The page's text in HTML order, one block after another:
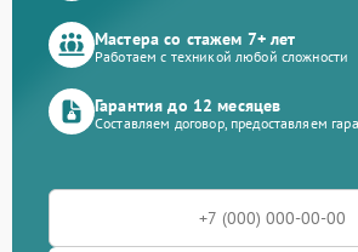
Мастера со стажем 7+ лет
Работаем с техникой любой сложности
Гарантия до 12 месяцев
Составляем договор, предоставляем